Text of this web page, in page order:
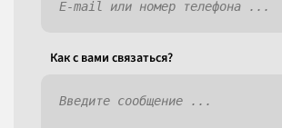
Как c вами связаться?